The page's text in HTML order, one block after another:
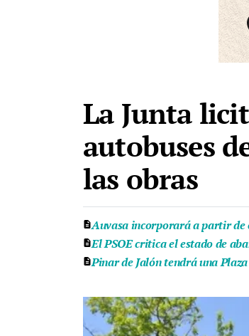
La Junta
autobuses
las obras
Auvasa incorporará a partir de
El PSOE critica el estado de
Pinar de Jalón tendrá una